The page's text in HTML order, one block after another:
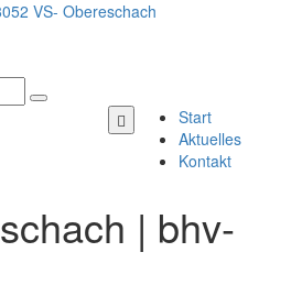
VS- Obereschach
Start
Aktuelles
Kontakt
| bhv-